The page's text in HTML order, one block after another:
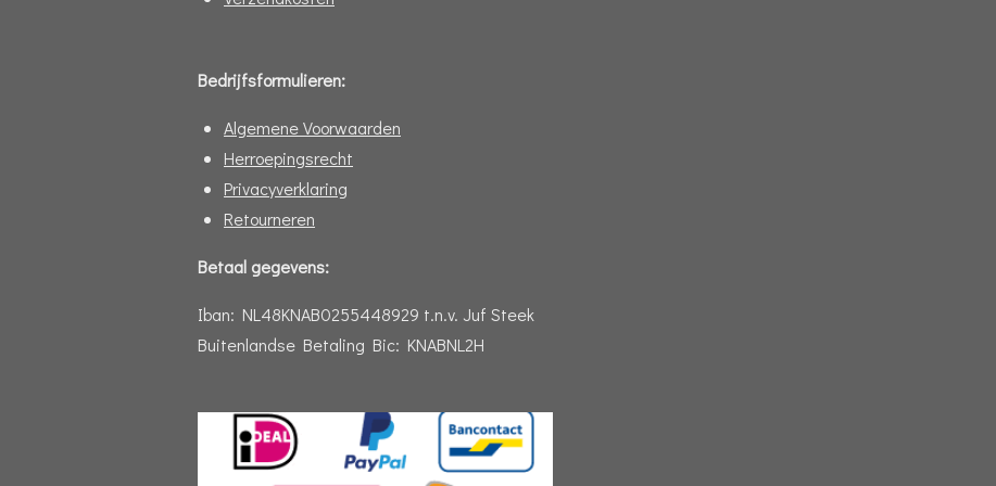
Bedrijfsformulieren:
Algemene Voorwaarden
Herroepingsrecht
Privacyverklaring
Retourneren
Betaal gegevens:
Iban: NL48KNAB0255448929 t.n.v. Juf Steek
Buitenlandse Betaling Bic: KNABNL2H